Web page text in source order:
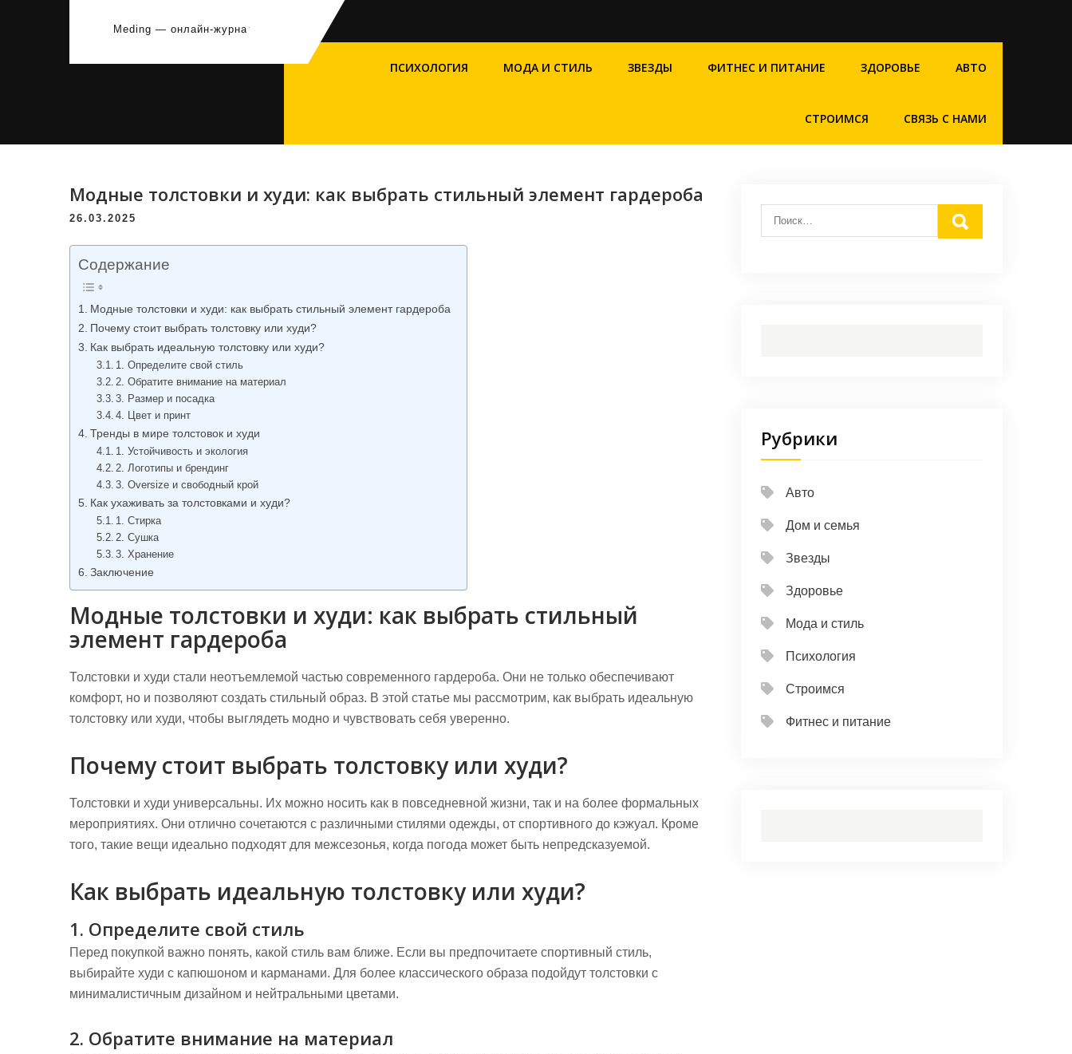
Meding — онлайн-журнал
ПСИХОЛОГИЯ МОДА И СТИЛЬ ЗВЕЗДЫ ФИТНЕС И ПИТАНИЕ ЗДОРОВЬЕ АВТО
СТРОИМСЯ СВЯЗЬ С НАМИ
Модные толстовки и худи: как выбрать стильный элемент гардероба
26.03.2025
Содержание
Модные толстовки и худи: как выбрать стильный элемент гардероба
Почему стоит выбрать толстовку или худи?
Как выбрать идеальную толстовку или худи?
1. Определите свой стиль
2. Обратите внимание на материал
3. Размер и посадка
4. Цвет и принт
Тренды в мире толстовок и худи
1. Устойчивость и экология
2. Логотипы и брендинг
3. Oversize и свободный крой
Как ухаживать за толстовками и худи?
1. Стирка
2. Сушка
3. Хранение
Заключение
Модные толстовки и худи: как выбрать стильный
элемент гардероба
Толстовки и худи стали неотъемлемой частью современного гардероба. Они не только обеспечивают
комфорт, но и позволяют создать стильный образ. В этой статье мы рассмотрим, как выбрать идеальную
толстовку или худи, чтобы выглядеть модно и чувствовать себя уверенно.
Почему стоит выбрать толстовку или худи?
Толстовки и худи универсальны. Их можно носить как в повседневной жизни, так и на более формальных
мероприятиях. Они отлично сочетаются с различными стилями одежды, от спортивного до кэжуал. Кроме
того, такие вещи идеально подходят для межсезонья, когда погода может быть непредсказуемой.
Как выбрать идеальную толстовку или худи?
1. Определите свой стиль
Перед покупкой важно понять, какой стиль вам ближе. Если вы предпочитаете спортивный стиль,
выбирайте худи с капюшоном и карманами. Для более классического образа подойдут толстовки с
минималистичным дизайном и нейтральными цветами.
2. Обратите внимание на материал
Рубрики
Авто
Дом и семья
Звезды
Здоровье
Мода и стиль
Психология
Строимся
Фитнес и питание